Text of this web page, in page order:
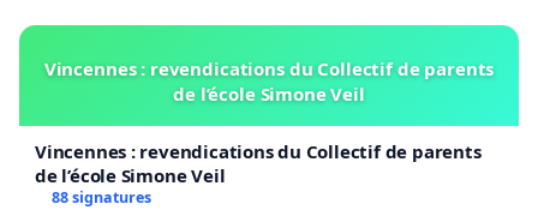
Vincennes : revendications du Collectif de parents
de l’école Simone Veil
Vincennes : revendications du Collectif de parents
de l’école Simone Veil
88 signatures